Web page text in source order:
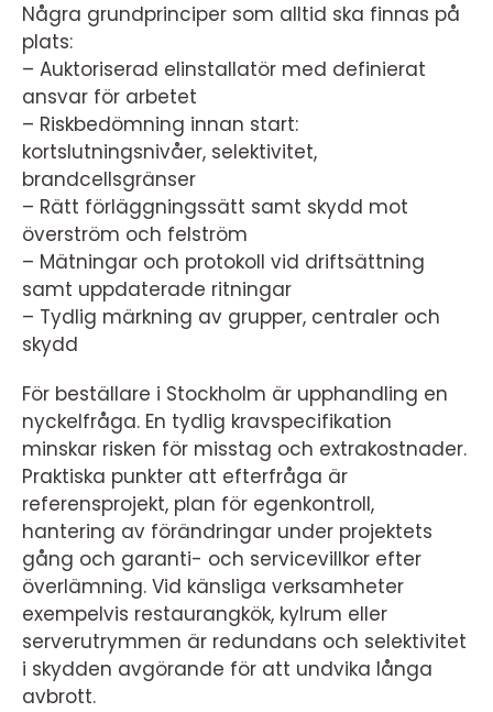
Några grundprinciper som alltid ska finnas på
plats:
– Auktoriserad elinstallatör med definierat
ansvar för arbetet
– Riskbedömning innan start:
kortslutningsnivåer, selektivitet,
brandcellsgränser
– Rätt förläggningssätt samt skydd mot
överström och felström
– Mätningar och protokoll vid driftsättning
samt uppdaterade ritningar
– Tydlig märkning av grupper, centraler och
skydd
För beställare i Stockholm är upphandling en
nyckelfråga. En tydlig kravspecifikation
minskar risken för misstag och extrakostnader.
Praktiska punkter att efterfråga är
referensprojekt, plan för egenkontroll,
hantering av förändringar under projektets
gång och garanti- och servicevillkor efter
överlämning. Vid känsliga verksamheter
exempelvis restaurangkök, kylrum eller
serverutrymmen är redundans och selektivitet
i skydden avgörande för att undvika långa
avbrott.